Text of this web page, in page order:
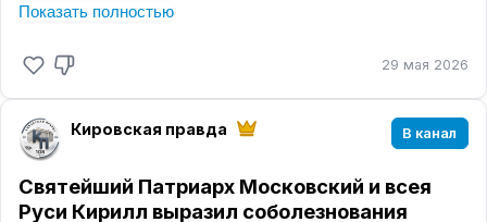
Оба дня на улице будет работать ярмарка и
выступления танцоров, вокалистов и чтецов.
30 мая (суббота)
Днём на сцене выступят коллективы Юрьянского
района. Вечером — концерт «Ольга Гапанович и
друзья».
31 мая (воскресенье)
Показать полностью
29 мая 2026
Кировская правда В канал
Святейший Патриарх Московский и всея
Руси Кирилл выразил соболезнования